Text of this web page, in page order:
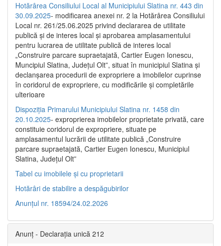
Hotărârea Consiliului Local al Municipiului Slatina nr. 443 din
30.09.2025- modificarea anexei nr. 2 la Hotărârea Consiliului
Local nr. 261/25.06.2025 privind declararea de utilitate
publică şi de interes local şi aprobarea amplasamentului
pentru lucrarea de utilitate publică de interes local
„Construire parcare supraetajată, Cartier Eugen Ionescu,
Muncipiul Slatina, Judeţul Olt”, situat în municipiul Slatina şi
declanşarea procedurii de expropriere a imobilelor cuprinse
în coridorul de expropriere, cu modificările şi completările
ulterioare
Dispoziția Primarului Municipiului Slatina nr. 1458 din
20.10.2025- exproprierea imobilelor proprietate privată, care
constituie coridorul de expropriere, situate pe
amplasamentul lucrării de utilitate publică „Construire
parcare supraetajată, Cartier Eugen Ionescu, Municipiul
Slatina, Județul Olt”
Tabel cu imobilele și cu proprietarii
Hotărâri de stabilire a despăgubirilor
Anunțul nr. 18594/24.02.2026
Anunț - Declarația unică 212